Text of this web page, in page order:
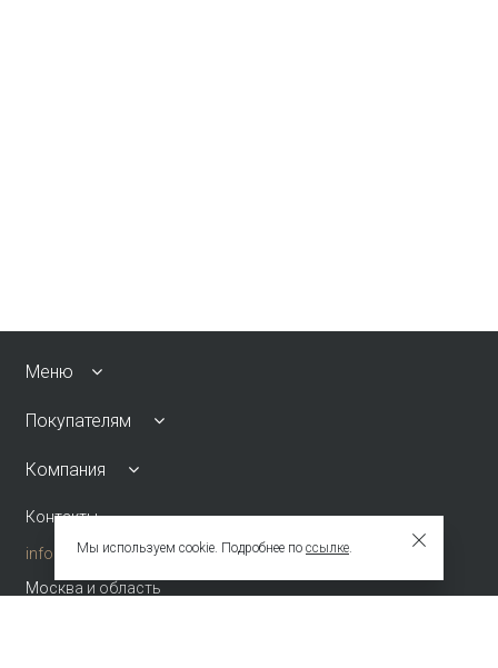
Меню
Покупателям
Компания
Контакты
info@emkafashion.ru
Москва и область
Мы используем cookie. Подробнее по ссылке